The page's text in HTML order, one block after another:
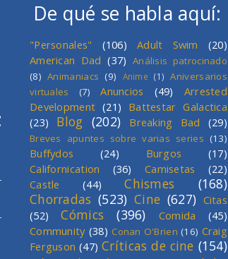
De qué se habla aquí:
"Personales" (106) Adult Swim
(20)
American Dad (37) Análisis patrocinado
(8) Animaniacs (9) Anime (1) Aniversarios
virtuales
(7) Anuncios (49)
Arrested
Development (21) Battestar Galactica
(23)
Blog (202) Breaking Bad (29)
Breves apuntes sobre varias series (13)
Buffydos (24) Burgos
(17)
Californication
(36) Camisetas
(22)
Castle
(44) Chismes
(168)
Chorradas (523) Cine (627) Citas
(52)
Cómics (396) Comida
(45)
Community (38) Conan O'Brien (16) Craig
Ferguson (47) Críticas de cine (154)